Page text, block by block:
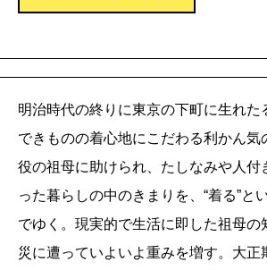
明治時代の終りに東京の下町に生れた
できものの着心地にこだわる利かん気
役の祖母に助けられ、たしなみや人付
った暮らしの中のきまりを、“着る”と
でゆく。現実的で生活に即した祖母の
災に遭っていよいよ重みを増す。大正